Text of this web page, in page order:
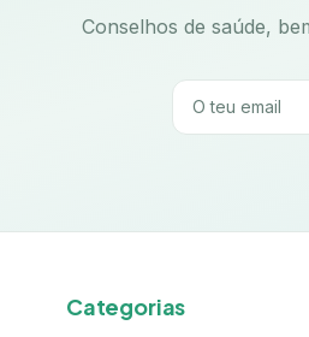
Conselhos de saúde,
Categorias